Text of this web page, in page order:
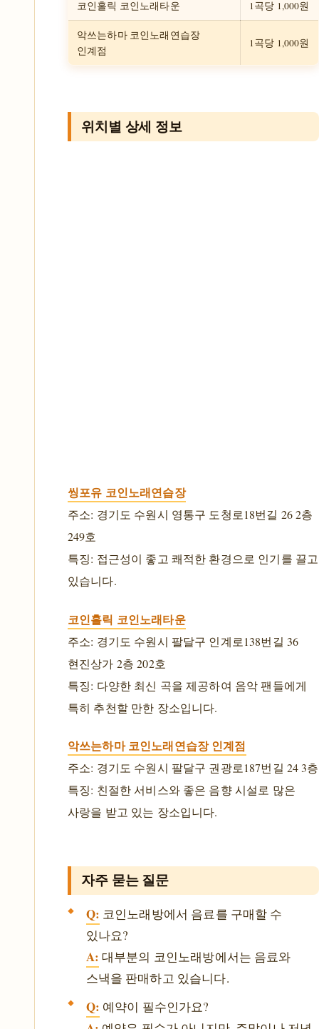
코인홀릭 코인노래타운 1곡당 1,000원
악쓰는하마 코인노래연습장
인계점
1곡당 1,000원
위치별 상세 정보
씽포유 코인노래연습장
주소: 경기도 수원시 영통구 도청로18번길 26 2층
249호
특징: 접근성이 좋고 쾌적한 환경으로 인기를 끌고
있습니다.
코인홀릭 코인노래타운
주소: 경기도 수원시 팔달구 인계로138번길 36
현진상가 2층 202호
특징: 다양한 최신 곡을 제공하여 음악 팬들에게
특히 추천할 만한 장소입니다.
악쓰는하마 코인노래연습장 인계점
주소: 경기도 수원시 팔달구 권광로187번길 24 3층
특징: 친절한 서비스와 좋은 음향 시설로 많은
사랑을 받고 있는 장소입니다.
자주 묻는 질문
Q: 코인노래방에서 음료를 구매할 수
있나요?
A: 대부분의 코인노래방에서는 음료와
스낵을 판매하고 있습니다.
Q: 예약이 필수인가요?